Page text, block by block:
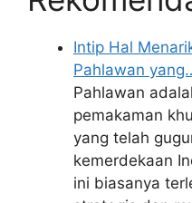
Intip Hal
Pahlawan
Pahlawan
pemakaman
yang telah
kemerdekaan
ini biasanya